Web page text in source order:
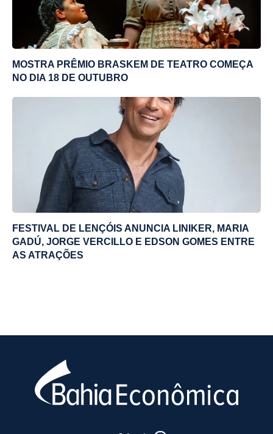
MOSTRA PRÊMIO BRASKEM DE TEATRO COMEÇA
NO DIA 18 DE OUTUBRO
FESTIVAL DE LENÇÓIS ANUNCIA LINIKER, MARIA
GADÚ, JORGE VERCILLO E EDSON GOMES ENTRE
AS ATRAÇÕES